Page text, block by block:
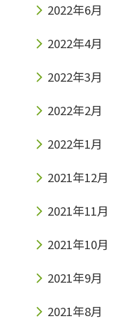
2022年6月
2022年4月
2022年3月
2022年2月
2022年1月
2021年12月
2021年11月
2021年10月
2021年9月
2021年8月